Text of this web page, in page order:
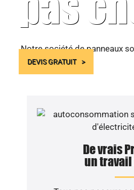
DEVIS GRATUIT
Notre société de panneaux
De vrais
un travail